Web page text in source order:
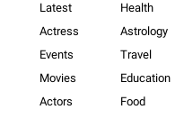
Latest
Actress
Events
Movies
Actors
Health
Astrology
Travel
Education
Food